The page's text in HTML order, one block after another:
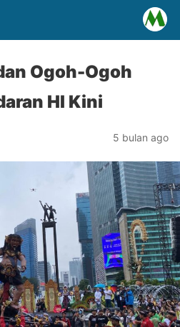
Ogoh-Ogoh
HI Kini
5 bulan ago